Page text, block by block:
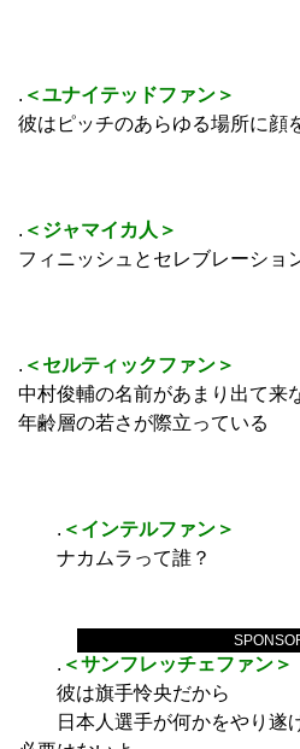
. ＜ユナイテッドファン＞
彼はピッチのあらゆる場所に顔
. ＜ジャマイカ人＞
フィニッシュとセレブレーショ
. ＜セルティックファン＞
中村俊輔の名前があまり出て来
年齢層の若さが際立っている
. ＜インテルファン＞
ナカムラって誰？
. ＜サンフレッチェファン＞
彼は旗手怜央だから
日本人選手が何かをやり遂